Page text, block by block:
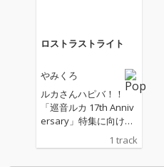
ロストラストライト
やみくろ
ルカさんハピバ！！
「巡音ルカ 17th Anniv
ersary」特集に向けて
「巡音ルカ13th Annive
1 track